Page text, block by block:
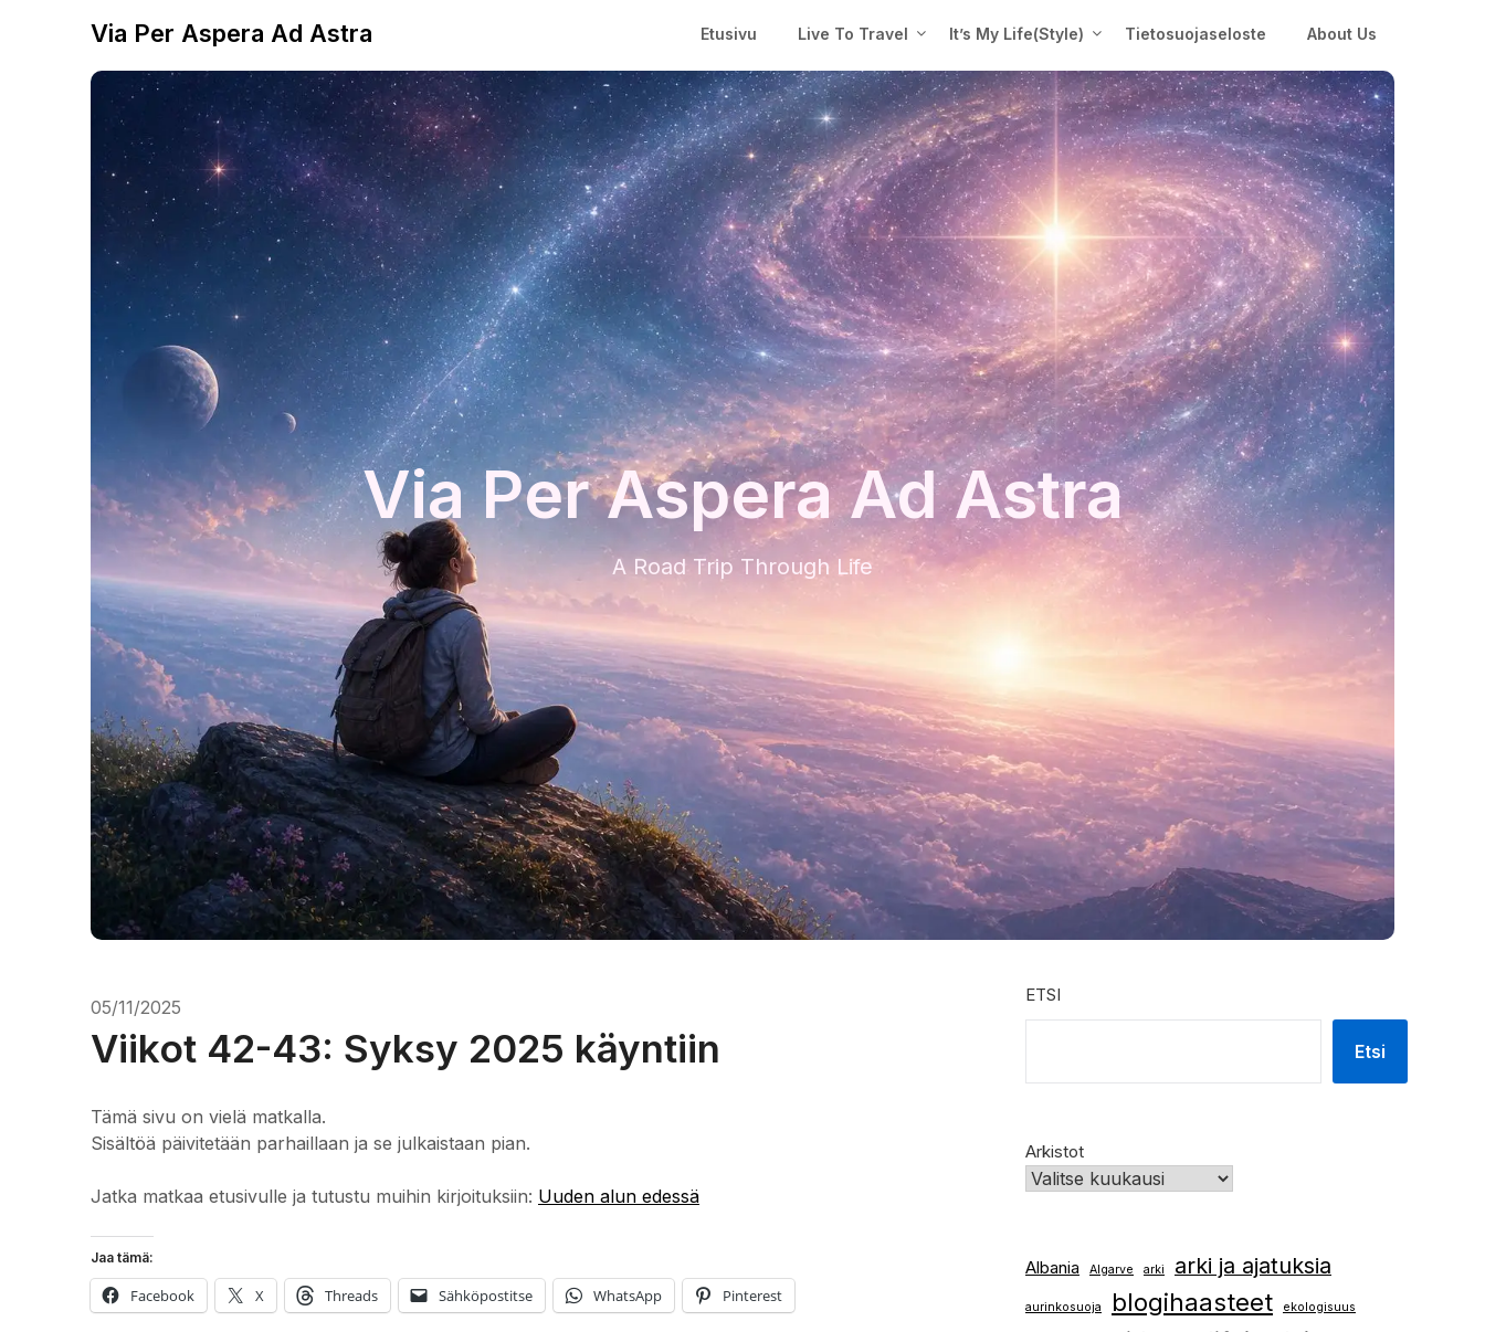
Via Per Aspera Ad Astra Etusivu Live To Travel It’s My Life(Style) Tietosuojaseloste About Us
Via Per Aspera Ad Astra
A Road Trip Through Life
05/11/2025
Viikot 42-43: Syksy 2025 käyntiin
Tämä sivu on vielä matkalla.
Sisältöä päivitetään parhaillaan ja se julkaistaan pian.
Jatka matkaa etusivulle ja tutustu muihin kirjoituksiin: Uuden alun edessä
Jaa tämä:
Facebook X Threads Sähköpostitse WhatsApp Pinterest
ETSI
Etsi
Arkistot
Albania Algarve arki arki ja ajatuksia
aurinkosuoja blogihaasteet ekologisuus